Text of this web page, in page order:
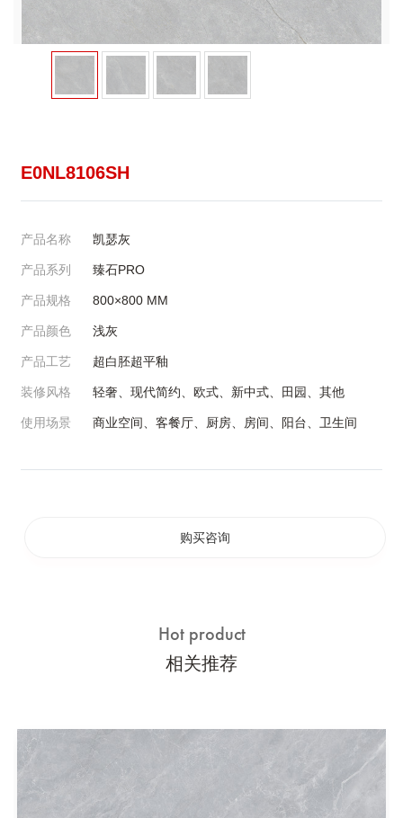
E0NL8106SH
产品名称 凯瑟灰
产品系列 臻石PRO
产品规格 800×800 MM
产品颜色 浅灰
产品工艺 超白胚超平釉
装修风格 轻奢、现代简约、欧式、新中式、田园、其他
使用场景 商业空间、客餐厅、厨房、房间、阳台、卫生间
购买咨询
Hot product
相关推荐